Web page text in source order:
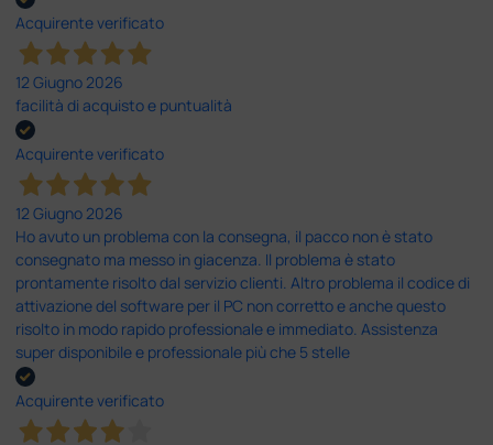
Acquirente verificato
12 Giugno 2026
facilità di acquisto e puntualità
Acquirente verificato
12 Giugno 2026
Ho avuto un problema con la consegna, il pacco non è stato
consegnato ma messo in giacenza. Il problema è stato
prontamente risolto dal servizio clienti. Altro problema il codice di
attivazione del software per il PC non corretto e anche questo
risolto in modo rapido professionale e immediato. Assistenza
super disponibile e professionale più che 5 stelle
Acquirente verificato